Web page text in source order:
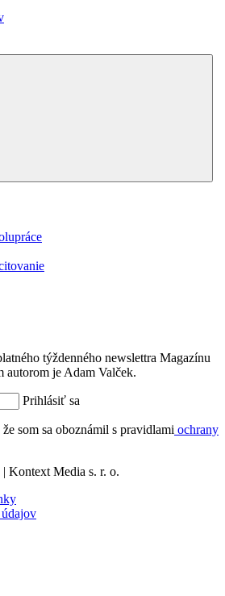
týždenného newslettra Magazínu
je Adam Valček.
Prihlásiť sa
som sa oboznámil s pravidlami ochrany
Kontext Media s. r. o.